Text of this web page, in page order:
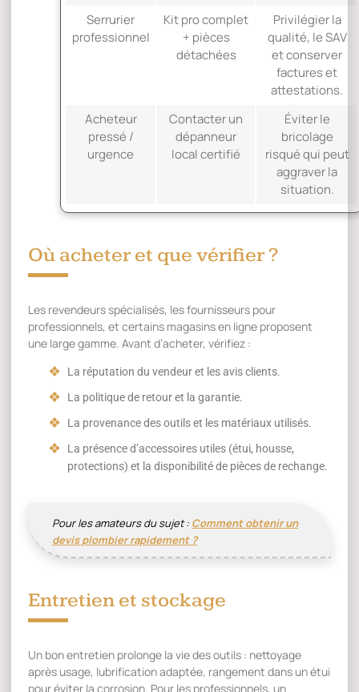
Serrurier
professionnel
Kit pro complet
+ pièces
détachées
Privilégier la
qualité, le SAV
et conserver
factures et
attestations.
Acheteur
pressé /
urgence
Contacter un
dépanneur
local certifié
Éviter le
bricolage
risqué qui peut
aggraver la
situation.
Où acheter et que vérifier ?
Les revendeurs spécialisés, les fournisseurs pour
professionnels, et certains magasins en ligne proposent
une large gamme. Avant d’acheter, vérifiez :
La réputation du vendeur et les avis clients.
La politique de retour et la garantie.
La provenance des outils et les matériaux utilisés.
La présence d’accessoires utiles (étui, housse,
protections) et la disponibilité de pièces de rechange.
Pour les amateurs du sujet : Comment obtenir un
devis plombier rapidement ?
Entretien et stockage
Un bon entretien prolonge la vie des outils : nettoyage
après usage, lubrification adaptée, rangement dans un étui
pour éviter la corrosion. Pour les professionnels, un